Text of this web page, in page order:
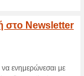
Ekptoseis